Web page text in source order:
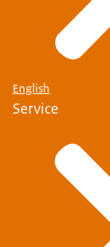
English
Service